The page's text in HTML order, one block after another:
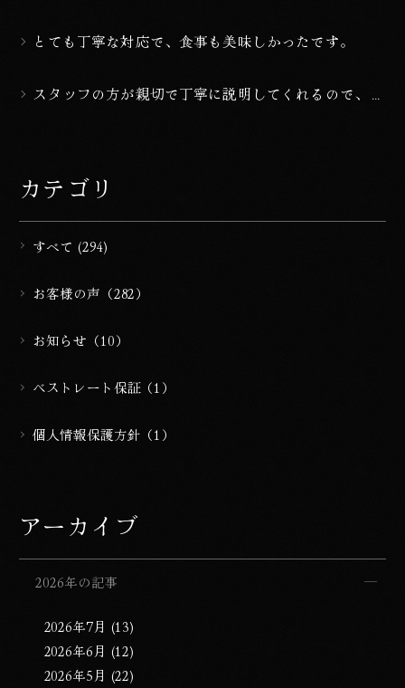
ジュアリーな宿 全国2位』
とても丁寧な対応で、食事も美味しかったです。
スタッフの方が親切で丁寧に説明してくれるので、安
カテゴリ
すべて (294)
お客様の声（282）
お知らせ（10）
ベストレート保証（1）
個人情報保護方針（1）
アーカイブ
2026年の記事
2026年7月 (13)
2026年6月 (12)
2026年5月 (22)